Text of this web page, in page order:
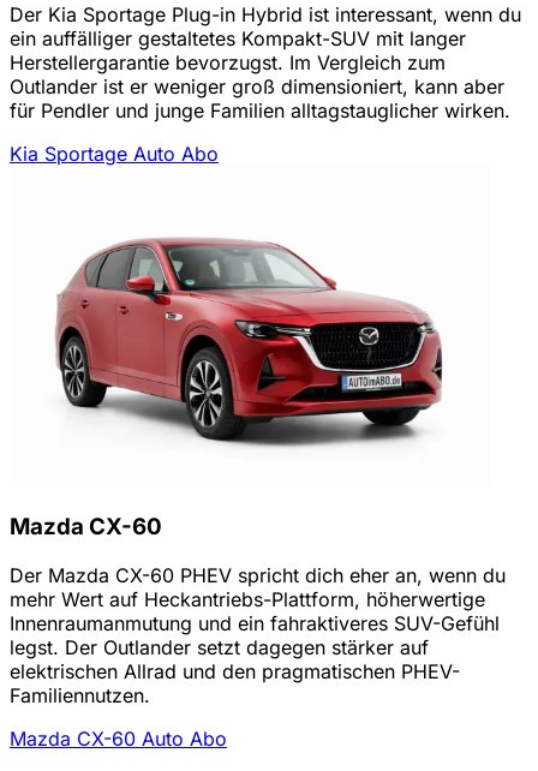
Der Kia Sportage Plug-in Hybrid ist interessant, wenn du
ein auffälliger gestaltetes Kompakt-SUV mit langer
Herstellergarantie bevorzugst. Im Vergleich zum
Outlander ist er weniger groß dimensioniert, kann aber
für Pendler und junge Familien alltagstauglicher wirken.
Kia Sportage Auto Abo
Mazda CX-60
Der Mazda CX-60 PHEV spricht dich eher an, wenn du
mehr Wert auf Heckantriebs-Plattform, höherwertige
Innenraumanmutung und ein fahraktiveres SUV-Gefühl
legst. Der Outlander setzt dagegen stärker auf
elektrischen Allrad und den pragmatischen PHEV-
Familiennutzen.
Mazda CX-60 Auto Abo